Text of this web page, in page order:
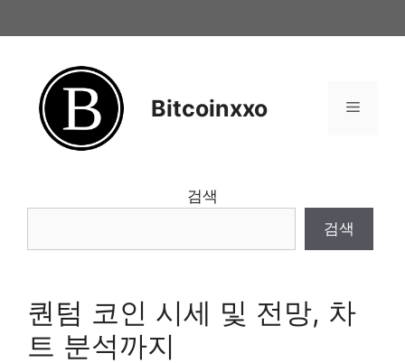
to
Bitcoinxxo Menu
검색
검색
퀀텀 코인 시세 및 전망, 차
트 분석까지